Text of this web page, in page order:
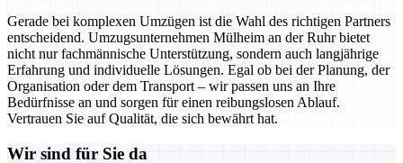
Gerade bei komplexen Umzügen ist die Wahl des richtigen Partners
entscheidend. Umzugsunternehmen Mülheim an der Ruhr bietet
nicht nur fachmännische Unterstützung, sondern auch langjährige
Erfahrung und individuelle Lösungen. Egal ob bei der Planung, der
Organisation oder dem Transport – wir passen uns an Ihre
Bedürfnisse an und sorgen für einen reibungslosen Ablauf.
Vertrauen Sie auf Qualität, die sich bewährt hat.
Wir sind für Sie da